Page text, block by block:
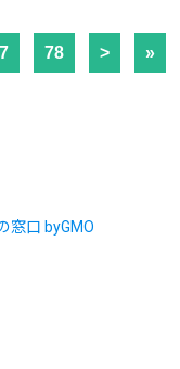
78 > »